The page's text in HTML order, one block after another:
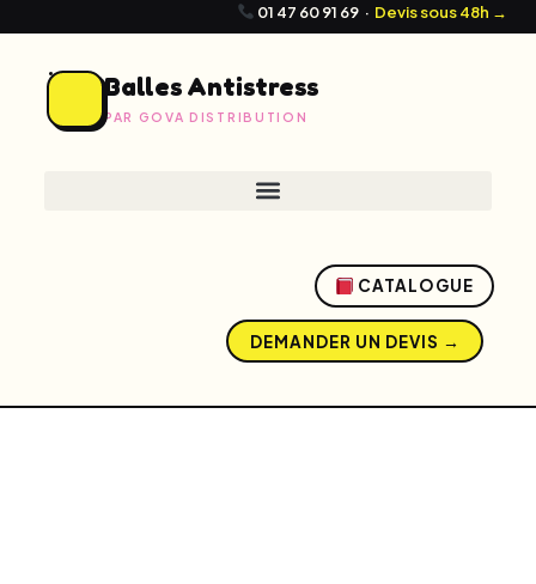
01 47 60 91 69 · Devis sous 48h →
Balles Antistress
PAR GOVA DISTRIBUTION
CATALOGUE
DEMANDER UN DEVIS →